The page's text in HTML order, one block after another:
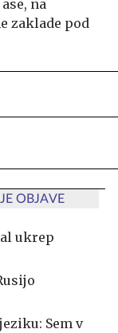
na
zaklade pod
OBJAVE
ukrep
Sem v